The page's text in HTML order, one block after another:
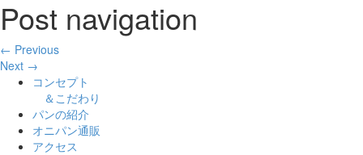
Post navigation
← Previous
Next →
コンセプト
＆こだわり
パンの紹介
オニパン通販
アクセス